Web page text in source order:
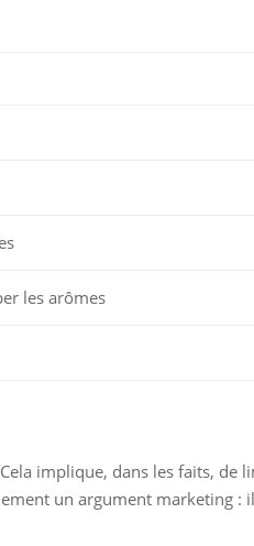
les arômes
implique, dans les faits,
un argument marketing